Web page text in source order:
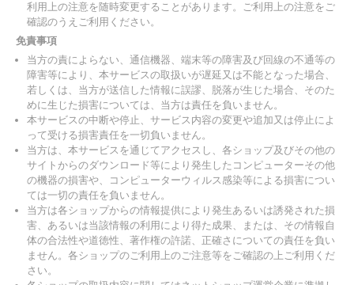
利用上の注意を随時変更することがあります。ご利用上の注意をご
確認のうえご利用ください。
免責事項
当方の責によらない、通信機器、端末等の障害及び回線の不通等の
障害等により、本サービスの取扱いが遅延又は不能となった場合、
若しくは、当方が送信した情報に誤謬、脱落が生じた場合、そのた
めに生じた損害については、当方は責任を負いません。
本サービスの中断や停止、サービス内容の変更や追加又は停止によ
って受ける損害責任を一切負いません。
当方は、本サービスを通じてアクセスし、各ショップ及びその他の
サイトからのダウンロード等により発生したコンピューターその他
の機器の損害や、コンピューターウィルス感染等による損害につい
ては一切の責任を負いません。
当方は各ショップからの情報提供により発生あるいは誘発された損
害、あるいは当該情報の利用により得た成果、または、その情報自
体の合法性や道徳性、著作権の許諾、正確さについての責任を負い
ません。各ショップのご利用上のご注意等をご確認の上ご利用くだ
さい。